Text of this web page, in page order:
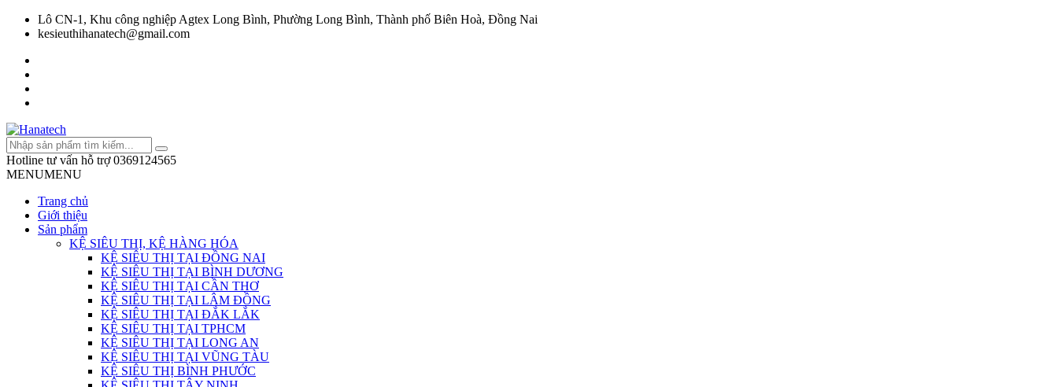
Lô CN-1, Khu công nghiệp Agtex Long Bình, Phường Long Bình, Thành phố Biên Hoà, Đồng Nai
kesieuthihanatech@gmail.com
Hotline tư vấn hỗ trợ 0369124565
MENUMENU
Trang chủ
Giới thiệu
Sản phẩm
KỆ SIÊU THỊ, KỆ HÀNG HÓA
KỆ SIÊU THỊ TẠI ĐỒNG NAI
KỆ SIÊU THỊ TẠI BÌNH DƯƠNG
KỆ SIÊU THỊ TẠI CẦN THƠ
KỆ SIÊU THỊ TẠI LÂM ĐỒNG
KỆ SIÊU THỊ TẠI ĐẮK LẮK
KỆ SIÊU THỊ TẠI TPHCM
KỆ SIÊU THỊ TẠI LONG AN
KỆ SIÊU THỊ TẠI VŨNG TÀU
KỆ SIÊU THỊ BÌNH PHƯỚC